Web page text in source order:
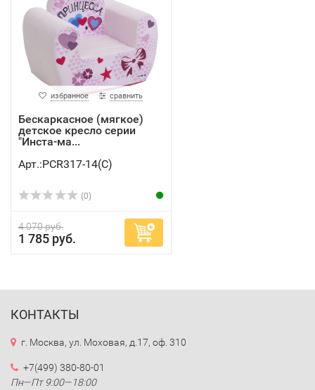
избранное сравнить
Бескаркасное (мягкое)
детское кресло серии
"Инста-ма...
Арт.:PCR317-14(C)
(0)
4 070 руб.
1 785 руб.
КОНТАКТЫ
г. Москва, ул. Моховая, д.17, оф. 310
+7(499) 380-80-01
Пн—Пт 9:00—18:00